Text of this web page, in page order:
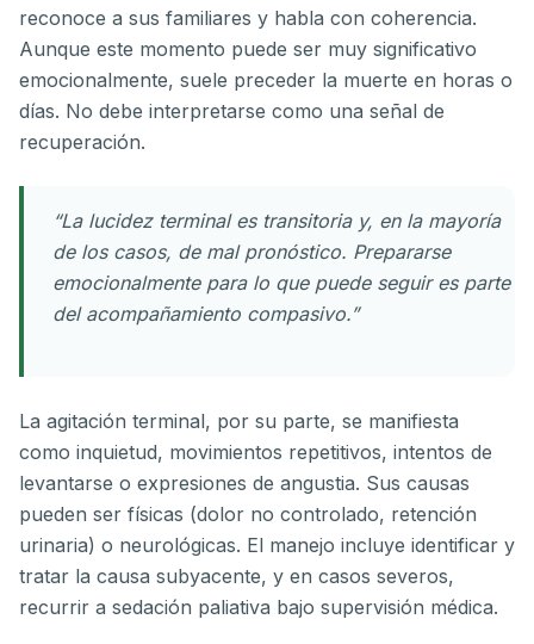
reconoce a sus familiares y habla con coherencia.
Aunque este momento puede ser muy significativo
emocionalmente, suele preceder la muerte en horas o
días. No debe interpretarse como una señal de
recuperación.
“La lucidez terminal es transitoria y, en la mayoría
de los casos, de mal pronóstico. Prepararse
emocionalmente para lo que puede seguir es parte
del acompañamiento compasivo.”
La agitación terminal, por su parte, se manifiesta
como inquietud, movimientos repetitivos, intentos de
levantarse o expresiones de angustia. Sus causas
pueden ser físicas (dolor no controlado, retención
urinaria) o neurológicas. El manejo incluye identificar y
tratar la causa subyacente, y en casos severos,
recurrir a sedación paliativa bajo supervisión médica.